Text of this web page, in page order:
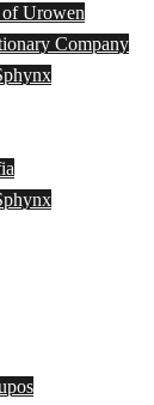
of Urowen
Company